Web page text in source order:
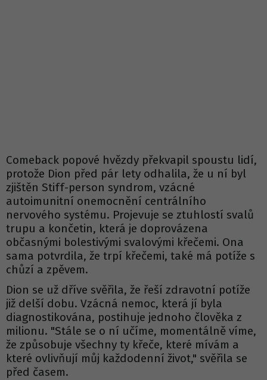
Comeback popové hvězdy překvapil spoustu lidí,
protože Dion před pár lety odhalila, že u ní byl
zjištěn Stiff-person syndrom, vzácné
autoimunitní onemocnění centrálního
nervového systému. Projevuje se ztuhlostí svalů
trupu a končetin, která je doprovázena
občasnými bolestivými svalovými křečemi. Ona
sama potvrdila, že trpí křečemi, také má potíže s
chůzí a zpěvem.
Dion se už dříve svěřila, že řeší zdravotní potíže
již delší dobu. Vzácná nemoc, která jí byla
diagnostikována, postihuje jednoho člověka z
milionu. "Stále se o ní učíme, momentálně víme,
že způsobuje všechny ty křeče, které mívám a
které ovlivňují můj každodenní život," svěřila se
před časem.